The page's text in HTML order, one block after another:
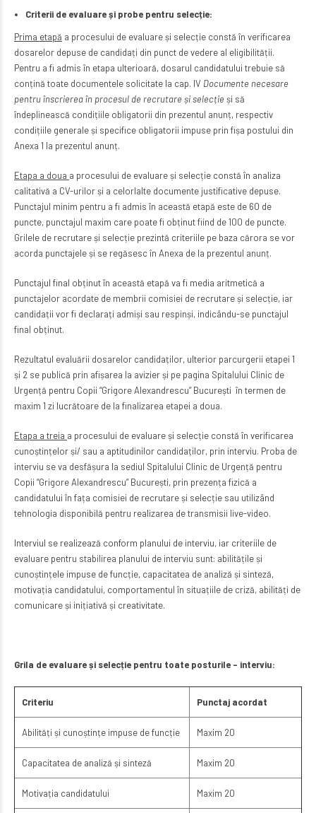
Criterii de evaluare și probe pentru selecție:
Prima etapă a procesului de evaluare și selecție constă în verificarea
dosarelor depuse de candidați din punct de vedere al eligibilității.
Pentru a fi admis în etapa ulterioară, dosarul candidatului trebuie să
conțină toate documentele solicitate la cap. IV Documente necesare
pentru înscrierea în procesul de recrutare și selecțieși să
îndeplinească condițiile obligatorii din prezentul anunț, respectiv
condițiile generale și specifice obligatorii impuse prin fișa postului din
Anexa 1 la prezentul anunț.
Etapa a doua a procesului de evaluare și selecție constă în analiza
calitativă a CV-urilor și a celorlalte documente justificative depuse.
Punctajul minim pentru a fi admis în această etapă este de 60 de
puncte, punctajul maxim care poate fi obținut fiind de 100 de puncte.
Grilele de recrutare și selecție prezintă criteriile pe baza cărora se vor
acorda punctajele și se regăsesc în Anexa de la prezentul anunț.
Punctajul final obținut în această etapă va fi media aritmetică a
punctajelor acordate de membrii comisiei de recrutare și selecție, iar
candidații vor fi declarați admiși sau respinși, indicându-se punctajul
final obținut.
Rezultatul evaluării dosarelor candidaților, ulterior parcurgerii etapei 1
și 2 se publică prin afișarea la avizier și pe pagina Spitalului Clinic de
Urgență pentru Copii “Grigore Alexandrescu” București în termen de
maxim 1 zi lucrătoare de la finalizarea etapei a doua.
Etapa a treia a procesului de evaluare și selecție constă în verificarea
cunoștințelor și/ sau a aptitudinilor candidaților, prin interviu. Proba de
interviu se va desfășura la sediul Spitalului Clinic de Urgență pentru
Copii “Grigore Alexandrescu” București, prin prezența fizică a
candidatului în fața comisiei de recrutare și selecție sau utilizând
tehnologia disponibilă pentru realizarea de transmisii live-video.
Interviul se realizează conform planului de interviu, iar criteriile de
evaluare pentru stabilirea planului de interviu sunt: abilitățile și
cunoștințele impuse de funcție, capacitatea de analiză și sinteză,
motivația candidatului, comportamentul în situațiile de criză, abilități de
comunicare și inițiativă și creativitate.
Grila de evaluare și selecție pentru toate posturile – interviu:
Criteriu Punctaj acordat
Abilități și cunoștințe impuse de funcție Maxim 20
Capacitatea de analiză și sinteză Maxim 20
Motivația candidatului Maxim 20